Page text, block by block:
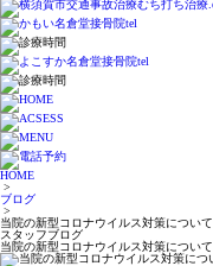
HOME
>
ブログ
>
当院の新型コロナウイルス対策について
スタッフブログ
当院の新型コロナウイルス対策について